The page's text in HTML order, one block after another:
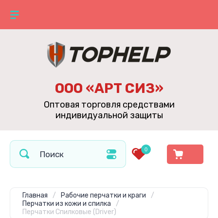
ООО «АРТ СИЗ»
Оптовая торговля средствами
индивидуальной защиты
0
Главная / Рабочие перчатки и краги
/
Перчатки из кожи и спилка
/
Перчатки Спилковые (Driver)